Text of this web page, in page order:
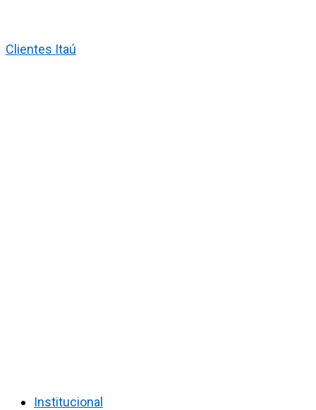
Clientes Itaú
Institucional